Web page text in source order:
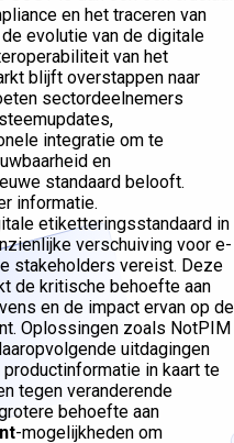
en het traceren van
evolutie van de digitale
van het
blijft overstappen naar
sectordeelnemers
integratie om te
en
standaard belooft.
informatie.
etiketteringsstandaard in
verschuiving voor e-
stakeholders vereist. Deze
de kritische behoefte aan
en de impact ervan op de
Oplossingen zoals NotPIM
uitdagingen
in kaart te
tegen veranderende
behoefte aan
-mogelijkheden om